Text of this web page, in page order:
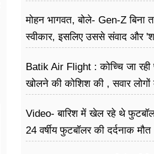
मोहन भागवत, बोले- Gen-Z बिना
स्वीकार, इसलिए उससे संवाद और
Batik Air Flight : कोच्चि जा रही
खोलने की कोशिश की , सवार
Video- बारिश में खेल रहे थे
24 वर्षीय फुटबॉलर की दर्दनाक मौत